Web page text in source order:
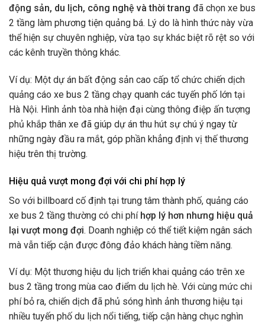
động sản, du lịch, công nghệ và thời trang đã chọn xe bus
2 tầng làm phương tiện quảng bá. Lý do là hình thức này vừa
thể hiện sự chuyên nghiệp, vừa tạo sự khác biệt rõ rệt so với
các kênh truyền thông khác.
Ví dụ: Một dự án bất động sản cao cấp tổ chức chiến dịch
quảng cáo xe bus 2 tầng chạy quanh các tuyến phố lớn tại
Hà Nội. Hình ảnh tòa nhà hiện đại cùng thông điệp ấn tượng
phủ khắp thân xe đã giúp dự án thu hút sự chú ý ngay từ
những ngày đầu ra mắt, góp phần khẳng định vị thế thương
hiệu trên thị trường.
Hiệu quả vượt mong đợi với chi phí hợp lý
So với billboard cố định tại trung tâm thành phố, quảng cáo
xe bus 2 tầng thường có chi phí hợp lý hơn nhưng hiệu quả
lại vượt mong đợi. Doanh nghiệp có thể tiết kiệm ngân sách
mà vẫn tiếp cận được đông đảo khách hàng tiềm năng.
Ví dụ: Một thương hiệu du lịch triển khai quảng cáo trên xe
bus 2 tầng trong mùa cao điểm du lịch hè. Với cùng mức chi
phí bỏ ra, chiến dịch đã phủ sóng hình ảnh thương hiệu tại
nhiều tuyến phố du lịch nổi tiếng, tiếp cận hàng chục nghìn